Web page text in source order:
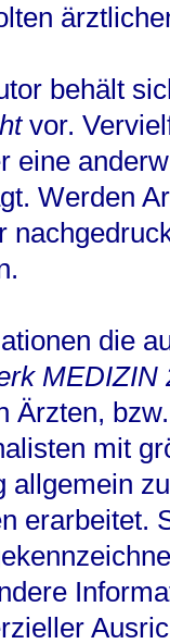
behält
vor.
eine
Werden
die
MEDIZIN
Ärzten,
mit
allgemein
erarbeitet.